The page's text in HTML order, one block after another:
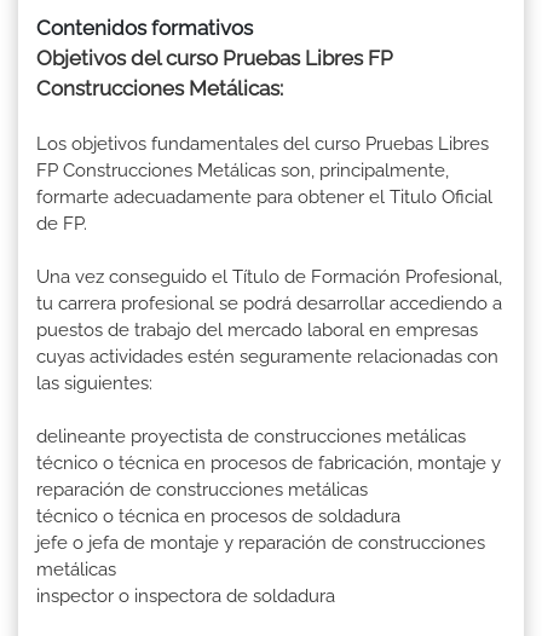
Contenidos formativos
Objetivos del curso Pruebas Libres FP
Construcciones Metálicas:
Los objetivos fundamentales del curso Pruebas Libres
FP Construcciones Metálicas son, principalmente,
formarte adecuadamente para obtener el Titulo Oficial
de FP.
Una vez conseguido el Título de Formación Profesional,
tu carrera profesional se podrá desarrollar accediendo a
puestos de trabajo del mercado laboral en empresas
cuyas actividades estén seguramente relacionadas con
las siguientes:
delineante proyectista de construcciones metálicas
técnico o técnica en procesos de fabricación, montaje y
reparación de construcciones metálicas
técnico o técnica en procesos de soldadura
jefe o jefa de montaje y reparación de construcciones
metálicas
inspector o inspectora de soldadura